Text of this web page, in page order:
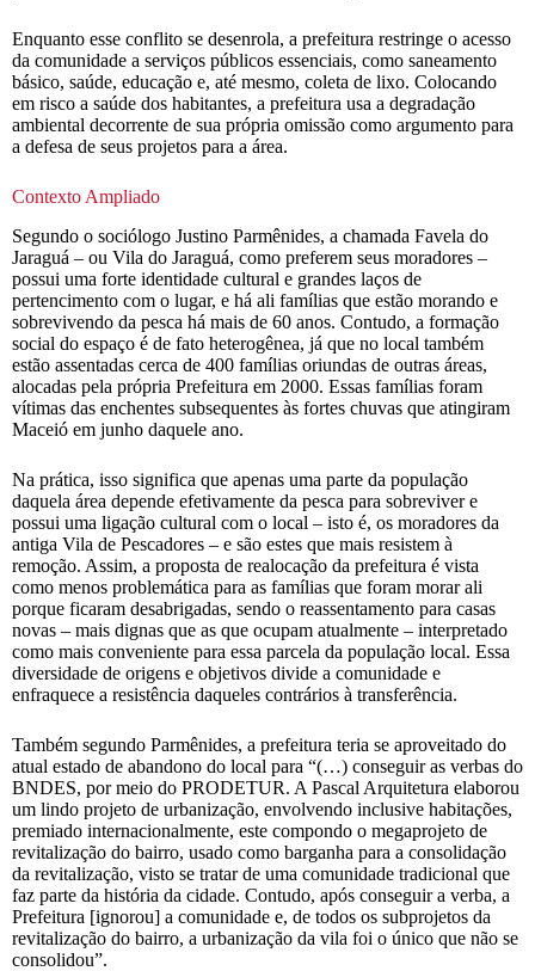
Enquanto esse conflito se desenrola, a prefeitura restringe o acesso
da comunidade a serviços públicos essenciais, como saneamento
básico, saúde, educação e, até mesmo, coleta de lixo. Colocando
em risco a saúde dos habitantes, a prefeitura usa a degradação
ambiental decorrente de sua própria omissão como argumento para
a defesa de seus projetos para a área.
Contexto Ampliado
Segundo o sociólogo Justino Parmênides, a chamada Favela do
Jaraguá – ou Vila do Jaraguá, como preferem seus moradores –
possui uma forte identidade cultural e grandes laços de
pertencimento com o lugar, e há ali famílias que estão morando e
sobrevivendo da pesca há mais de 60 anos. Contudo, a formação
social do espaço é de fato heterogênea, já que no local também
estão assentadas cerca de 400 famílias oriundas de outras áreas,
alocadas pela própria Prefeitura em 2000. Essas famílias foram
vítimas das enchentes subsequentes às fortes chuvas que atingiram
Maceió em junho daquele ano.
Na prática, isso significa que apenas uma parte da população
daquela área depende efetivamente da pesca para sobreviver e
possui uma ligação cultural com o local – isto é, os moradores da
antiga Vila de Pescadores – e são estes que mais resistem à
remoção. Assim, a proposta de realocação da prefeitura é vista
como menos problemática para as famílias que foram morar ali
porque ficaram desabrigadas, sendo o reassentamento para casas
novas – mais dignas que as que ocupam atualmente – interpretado
como mais conveniente para essa parcela da população local. Essa
diversidade de origens e objetivos divide a comunidade e
enfraquece a resistência daqueles contrários à transferência.
Também segundo Parmênides, a prefeitura teria se aproveitado do
atual estado de abandono do local para “(…) conseguir as verbas do
BNDES, por meio do PRODETUR. A Pascal Arquitetura elaborou
um lindo projeto de urbanização, envolvendo inclusive habitações,
premiado internacionalmente, este compondo o megaprojeto de
revitalização do bairro, usado como barganha para a consolidação
da revitalização, visto se tratar de uma comunidade tradicional que
faz parte da história da cidade. Contudo, após conseguir a verba, a
Prefeitura [ignorou] a comunidade e, de todos os subprojetos da
revitalização do bairro, a urbanização da vila foi o único que não se
consolidou”.